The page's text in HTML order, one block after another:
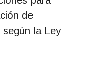
de
según la Ley